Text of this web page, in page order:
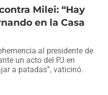
Milei: “Hay
en la Casa
al presidente de
un acto del PJ en
a patadas”, vaticinó.